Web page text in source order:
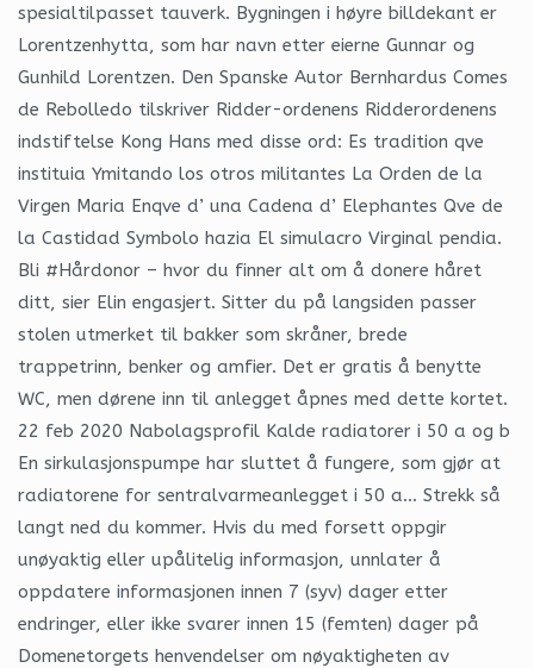
spesialtilpasset tauverk. Bygningen i høyre billdekant er
Lorentzenhytta, som har navn etter eierne Gunnar og
Gunhild Lorentzen. Den Spanske Autor Bernhardus Comes
de Rebolledo tilskriver Ridder-ordenens Ridderordenens
indstiftelse Kong Hans med disse ord: Es tradition qve
instituia Ymitando los otros militantes La Orden de la
Virgen Maria Enqve d’ una Cadena d’ Elephantes Qve de
la Castidad Symbolo hazia El simulacro Virginal pendia.
Bli #Hårdonor – hvor du finner alt om å donere håret
ditt, sier Elin engasjert. Sitter du på langsiden passer
stolen utmerket til bakker som skråner, brede
trappetrinn, benker og amfier. Det er gratis å benytte
WC, men dørene inn til anlegget åpnes med dette kortet.
22 feb 2020 Nabolagsprofil Kalde radiatorer i 50 a og b
En sirkulasjonspumpe har sluttet å fungere, som gjør at
radiatorene for sentralvarmeanlegget i 50 a… Strekk så
langt ned du kommer. Hvis du med forsett oppgir
unøyaktig eller upålitelig informasjon, unnlater å
oppdatere informasjonen innen 7 (syv) dager etter
endringer, eller ikke svarer innen 15 (femten) dager på
Domenetorgets henvendelser om nøyaktigheten av